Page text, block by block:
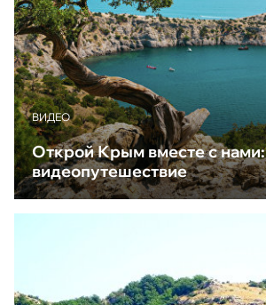
ВИДЕО
Открой Крым вместе с нами:
видеопутешествие